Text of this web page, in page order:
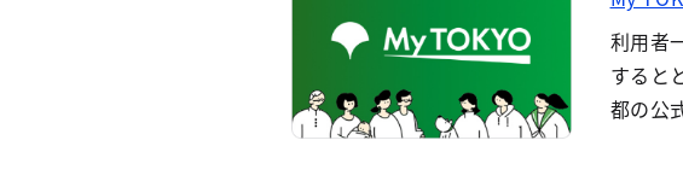
利用者
すると
都の公